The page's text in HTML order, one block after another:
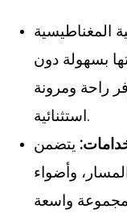
المغناطيسية
بسهولة دون
راحة ومرونة
استثنائية.
يتضمن
وأضواء
مجموعة واسعة